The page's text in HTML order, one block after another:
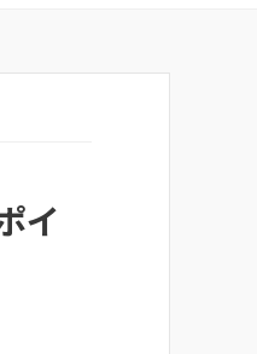
イ